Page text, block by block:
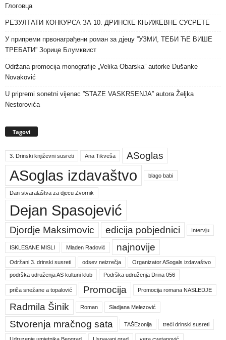
Глоговца
РЕЗУЛТАТИ КОНКУРСА ЗА 10. ДРИНСКЕ КЊИЖЕВНЕ СУСРЕТЕ
У припреми првонаграђени роман за дјецу ”УЗМИ, ТЕБИ ЋЕ ВИШЕ
ТРЕБАТИ” Зорице Блумквист
Održana promocija monografije „Velika Obarska” autorke Dušanke
Novaković
U pripremi sonetni vijenac ”STAZE VASKRSENJA” autora Željka
Nestorovića
Tagovi
3. Drinski književni susreti Ana Tikveša ASoglas
ASoglas izdavaštvo blago babi
Dan stvaralaštva za djecu Zvornik
Dejan Spasojević
Djordje Maksimovic edicija pobjednici Intervju
ISKLESANE MISLI Mladen Radović najnovije
Održani 3. drinski susreti odsev neizrečja Organizator ASogals izdavaštvo
podrška udruženja AS kultuni klub Podrška udruženja Drina 056
priča snežane a topalović Promocija Promocija romana NASLEDJE
Radmila Šinik Roman Sladjana Melezović
Stvorenja mračnog sata TAŠEzonija treći drinski susreti